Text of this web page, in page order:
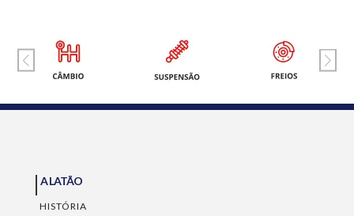
A LATÃO
HISTÓRIA